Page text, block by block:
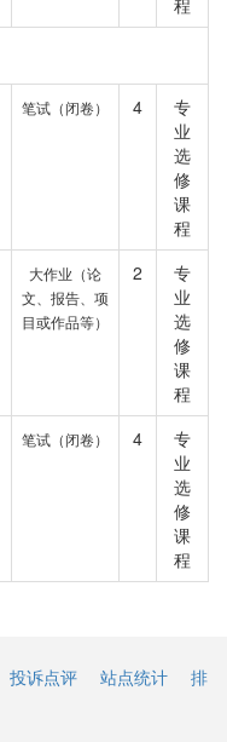
程
笔试（闭卷） 4
专
业
选
修
课
程
大作业（论
文、报告、项
目或作品等）
2
专
业
选
修
课
程
笔试（闭卷） 4
专
业
选
修
课
程
投诉点评 站点统计
排